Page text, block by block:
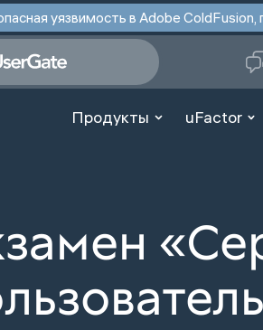
уязвимость в Adobe
Продукты uFactor